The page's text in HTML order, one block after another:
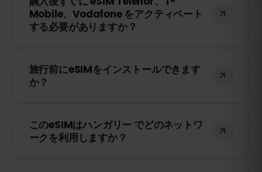
ンするだけで、すぐに利用できます！物理
SIMカードの交換は不要です。
Mobile、Vodafone をアクティベート
する必要がありますか？
ます。ただし、Telenor、T-Mobile、
Vodafone のネットワークに接続したとき
旅行前にeSIMをインストールできます
か？
とをおすすめします。ただし、ハンガリー
に到着するまでネットワークに接続しない
このeSIMはハンガリー でどのネットワ
ークを利用しますか？